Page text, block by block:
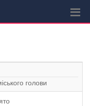
голови